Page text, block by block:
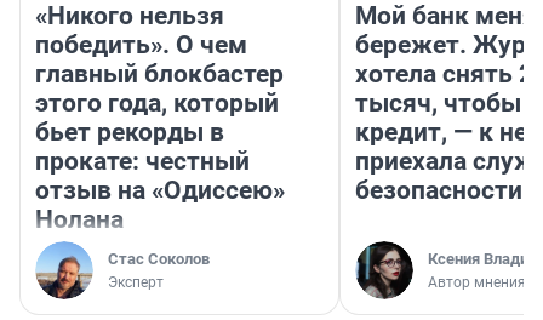
«Никого нельзя
победить». О чем
главный блокбастер
этого года, который
бьет рекорды в
прокате: честный
отзыв на «Одиссею»
Нолана
Стас Соколов
Эксперт
Мой банк меня
бережет.
хотела снять
тысяч, чтобы
кредит, — к
приехала
безопасности
Ксения
Автор мнения